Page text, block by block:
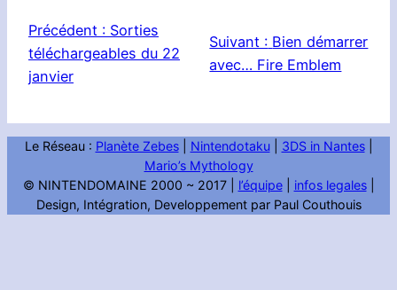
Précédent : Sorties
téléchargeables du 22
janvier
Suivant : Bien démarrer
avec… Fire Emblem
Le Réseau : Planète Zebes| Nintendotaku| 3DS in Nantes|
Mario’s Mythology
© NINTENDOMAINE 2000 ~ 2017 | l’équipe| infos legales|
Design, Intégration, Developpement par Paul Couthouis